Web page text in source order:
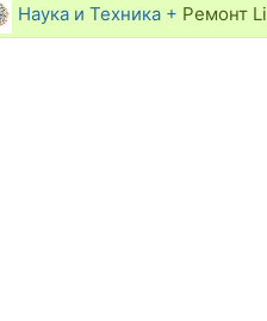
Наука и Техника + Ремонт